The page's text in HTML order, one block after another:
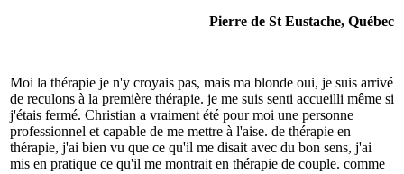
Pierre de St Eustache, Québec
Moi la thérapie je n'y croyais pas, mais ma blonde oui, je suis arrivé
de reculons à la première thérapie. je me suis senti accueilli même si
j'étais fermé. Christian a vraiment été pour moi une personne
professionnel et capable de me mettre à l'aise. de thérapie en
thérapie, j'ai bien vu que ce qu'il me disait avec du bon sens, j'ai
mis en pratique ce qu'il me montrait en thérapie de couple. comme